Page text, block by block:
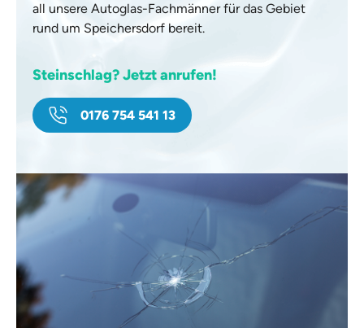
all unsere Autoglas-Fachmänner für das Gebiet
rund um Speichersdorf bereit.
Steinschlag? Jetzt anrufen!
0176 754 541 13